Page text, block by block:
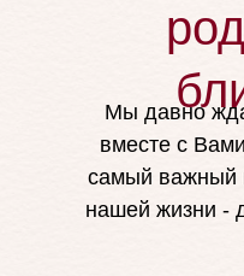
Мы давно
вместе с
самый важный
нашей жизни -